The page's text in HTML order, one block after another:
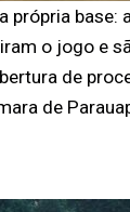
própria base:
o jogo e
de
de